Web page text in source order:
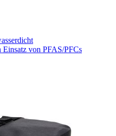
Einsatz von PFAS/PFCs